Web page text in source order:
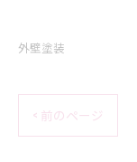
外壁塗装
< 前のページ